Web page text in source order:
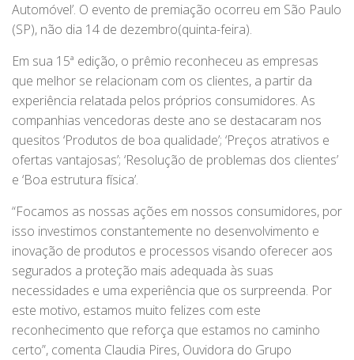
Automóvel’. O evento de premiação ocorreu em São Paulo
(SP), não dia 14 de dezembro(quinta-feira).
Em sua 15ª edição, o prêmio reconheceu as empresas
que melhor se relacionam com os clientes, a partir da
experiência relatada pelos próprios consumidores. As
companhias vencedoras deste ano se destacaram nos
quesitos ‘Produtos de boa qualidade’; ‘Preços atrativos e
ofertas vantajosas’; ‘Resolução de problemas dos clientes’
e ‘Boa estrutura física’.
“Focamos as nossas ações em nossos consumidores, por
isso investimos constantemente no desenvolvimento e
inovação de produtos e processos visando oferecer aos
segurados a proteção mais adequada às suas
necessidades e uma experiência que os surpreenda. Por
este motivo, estamos muito felizes com este
reconhecimento que reforça que estamos no caminho
certo”, comenta Claudia Pires, Ouvidora do Grupo